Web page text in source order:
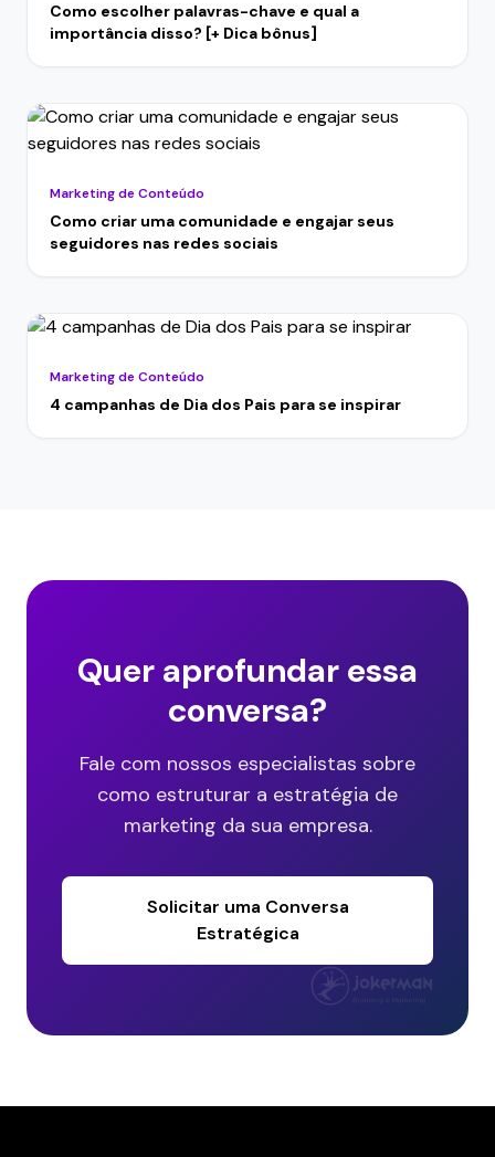
Como escolher palavras-chave e qual a
importância disso? [+ Dica bônus]
Marketing de Conteúdo
Como criar uma comunidade e engajar seus
seguidores nas redes sociais
Marketing de Conteúdo
4 campanhas de Dia dos Pais para se inspirar
Quer aprofundar essa
conversa?
Fale com nossos especialistas sobre
como estruturar a estratégia de
marketing da sua empresa.
Solicitar uma Conversa
Estratégica